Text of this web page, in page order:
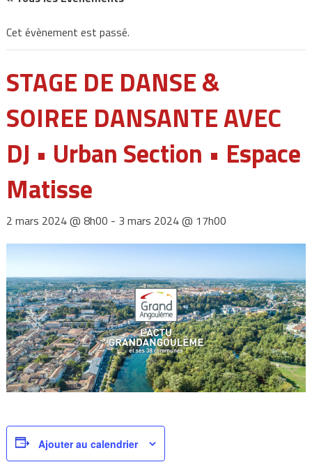
Cet évènement est passé.
STAGE DE DANSE &
SOIREE DANSANTE AVEC
DJ • Urban Section • Espace
Matisse
2 mars 2024 @ 8h00 - 3 mars 2024 @ 17h00
Ajouter au calendrier